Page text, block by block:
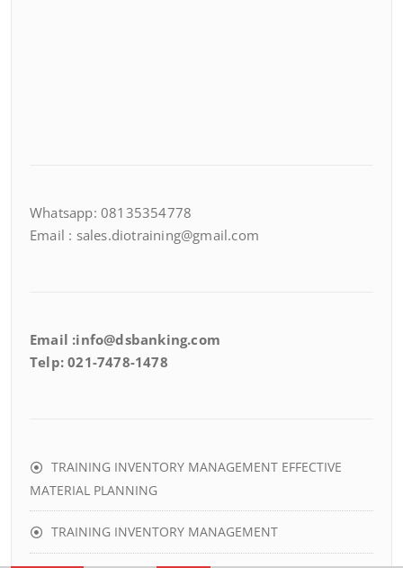
Whatsapp: 08135354778
Email : sales.diotraining@gmail.com
Email :info@dsbanking.com
Telp: 021-7478-1478
TRAINING INVENTORY MANAGEMENT EFFECTIVE
MATERIAL PLANNING
TRAINING INVENTORY MANAGEMENT